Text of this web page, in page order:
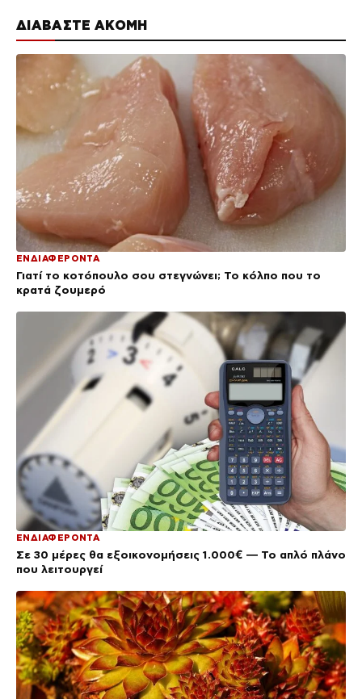
ΔΙΑΒΑΣΤΕ ΑΚΟΜΗ
ΕΝΔΙΑΦΕΡΟΝΤΑ
Γιατί το κοτόπουλο σου στεγνώνει; Το κόλπο που το
κρατά ζουμερό
ΕΝΔΙΑΦΕΡΟΝΤΑ
Σε 30 μέρες θα εξοικονομήσεις 1.000€ — Το απλό πλάνο
που λειτουργεί